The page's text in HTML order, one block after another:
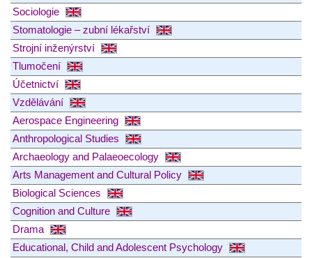
Sociologie
Stomatologie – zubní lékařství
Strojní inženýrství
Tlumočení
Účetnictví
Vzdělávání
Aerospace Engineering
Anthropological Studies
Archaeology and Palaeoecology
Arts Management and Cultural Policy
Biological Sciences
Cognition and Culture
Drama
Educational, Child and Adolescent Psychology